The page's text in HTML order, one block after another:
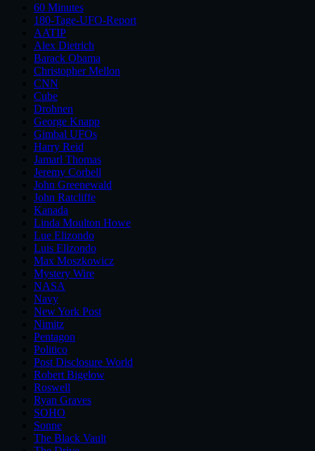
60 Minutes
180-Tage-UFO-Report
AATIP
Alex Dietrich
Barack Obama
Christopher Mellon
CNN
Cube
Drohnen
George Knapp
Gimbal UFOs
Harry Reid
Jamarl Thomas
Jeremy Corbell
John Greenewald
John Ratcliffe
Kanada
Linda Moulton Howe
Lue Elizondo
Luis Elizondo
Max Moszkowicz
Mystery Wire
NASA
Navy
New York Post
Nimitz
Pentagon
Politico
Post Disclosure World
Robert Bigelow
Roswell
Ryan Graves
SOHO
Sonne
The Black Vault